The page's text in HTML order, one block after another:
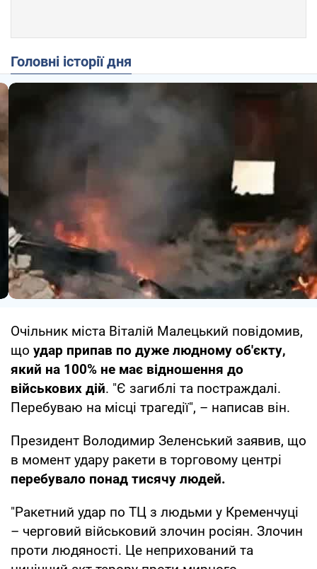
Головні історії дня
Очільник міста Віталій Малецький повідомив,
що удар припав по дуже людному об'єкту,
який на 100% не має відношення до
військових дій. "Є загиблі та постраждалі.
Перебуваю на місці трагедії", – написав він.
Президент Володимир Зеленський заявив, що
в момент удару ракети в торговому центрі
перебувало понад тисячу людей.
"Ракетний удар по ТЦ з людьми у Кременчуці
– черговий військовий злочин росіян. Злочин
проти людяності. Це неприхований та